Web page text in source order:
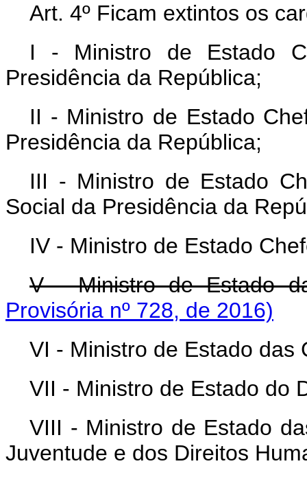
Art. 4º Ficam extintos os
I - Ministro de Estado
Presidência da República;
II - Ministro de Estado
Presidência da República;
III - Ministro de Estado
Social da Presidência da
IV - Ministro de Estado
V - Ministro de Estado
Provisória nº 728, de 2016)
VI - Ministro de Estado das
VII - Ministro de Estado do
VIII - Ministro de Estado
Juventude e dos Direitos